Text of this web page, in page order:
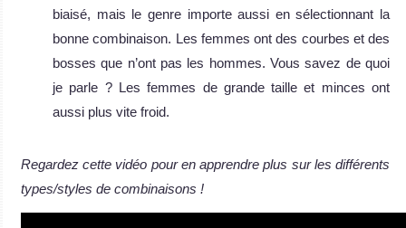
biaisé, mais le genre importe aussi en sélectionnant la
bonne combinaison. Les femmes ont des courbes et des
bosses que n’ont pas les hommes. Vous savez de quoi
je parle ? Les femmes de grande taille et minces ont
aussi plus vite froid.
Regardez cette vidéo pour en apprendre plus sur les différents
types/styles de combinaisons !